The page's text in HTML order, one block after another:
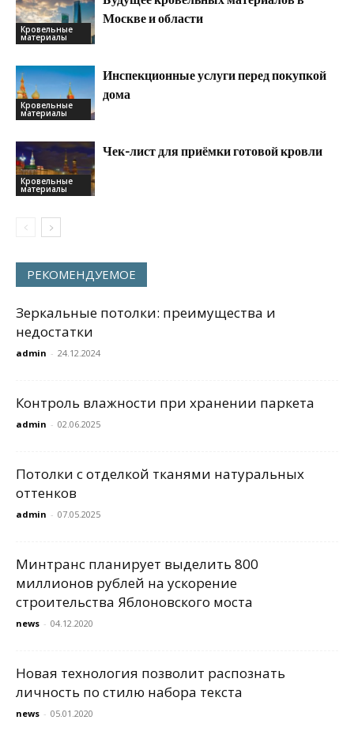
Кровельные
материалы
Москве и области
Кровельные
материалы
Инспекционные услуги перед покупкой
дома
Кровельные
материалы
Чек-лист для приёмки готовой кровли
РЕКОМЕНДУЕМОЕ
Зеркальные потолки: преимущества и
недостатки
admin - 24.12.2024
Контроль влажности при хранении паркета
admin - 02.06.2025
Потолки с отделкой тканями натуральных
оттенков
admin - 07.05.2025
Минтранс планирует выделить 800
миллионов рублей на ускорение
строительства Яблоновского моста
news - 04.12.2020
Новая технология позволит распознать
личность по стилю набора текста
news - 05.01.2020